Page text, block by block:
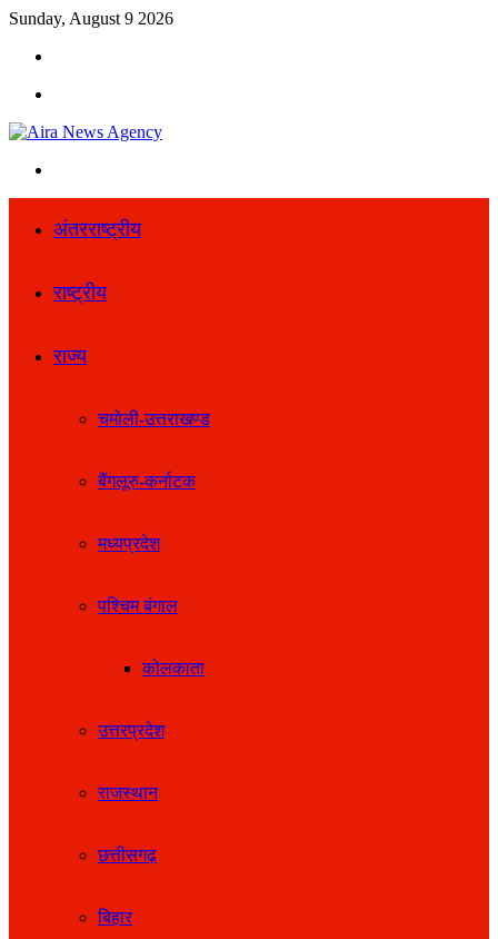
Sunday, August 9 2026
अंतरराष्ट्रीय
राष्ट्रीय
राज्य
चमोली-उत्तराखण्ड
बैंगलूरु-कर्नाटक
मध्यप्रदेश
पश्चिम बंगाल
कोलकाता
उत्तरप्रदेश
राजस्थान
छत्तीसगढ़
बिहार